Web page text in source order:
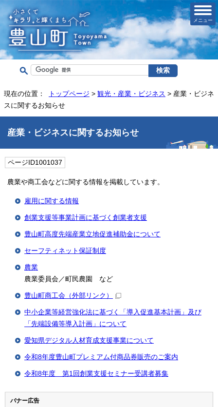
メニュー
現在の位置： トップページ > 観光・産業・ビジネス > 産業・ビジネ
スに関するお知らせ
産業・ビジネスに関するお知らせ
ページID1001037
農業や商工会などに関する情報を掲載しています。
雇用に関する情報
創業支援等事業計画に基づく創業者支援
豊山町高度先端産業立地促進補助金について
セーフティネット保証制度
農業
農業委員会／町民農園 など
豊山町商工会 （外部リンク）
中小企業等経営強化法に基づく「導入促進基本計画」及び
「先端設備等導入計画」について
愛知県デジタル人材育成支援事業について
令和8年度豊山町プレミアム付商品券販売のご案内
令和8年度 第1回創業支援セミナー受講者募集
バナー広告